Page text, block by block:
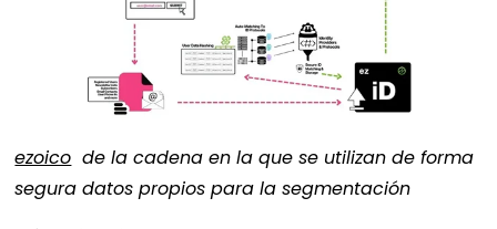
ezoico de la cadena en la que se utilizan de forma
segura datos propios para la segmentación